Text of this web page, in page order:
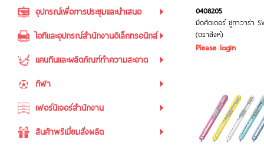
อุปกรณ์เพื่อการประชุมและนำเสนอ
ไอทีและอุปกรณ์สำนักงานอิเล็กทรอนิกส์
แคนทีนและผลิตภัณฑ์ทำความสะอาด
กีฬา
เฟอร์นิเจอร์สำนักงาน
สินค้าพรีเมี่ยมสั่งผลิต
0408205
มีดคัตเตอร์ ซูกาวาร่า
(ตราสิงห์)
Please login